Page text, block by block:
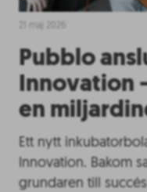
Pubblo
Innovation
en
Ett nytt
Innovation. Bakom
grundaren till